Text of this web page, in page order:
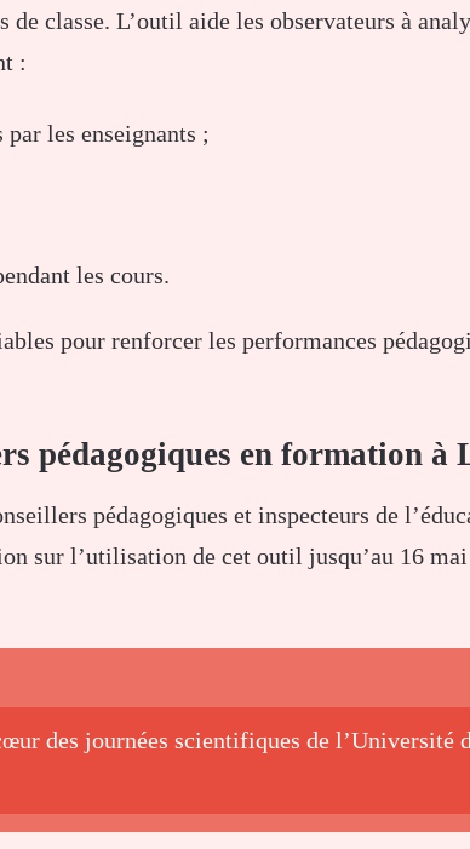
de classe. L’outil aide les observateurs à
:
les enseignants ;
les cours.
pour renforcer les performances
pédagogiques en formation à
pédagogiques et inspecteurs de
sur l’utilisation de cet outil jusqu’au 16
des journées scientifiques de l’Université